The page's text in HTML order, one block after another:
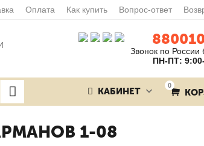
Оплата Как купить Вопрос-ответ
Звонок по России
ПН-ПТ:
0
КАБИНЕТ
1-08